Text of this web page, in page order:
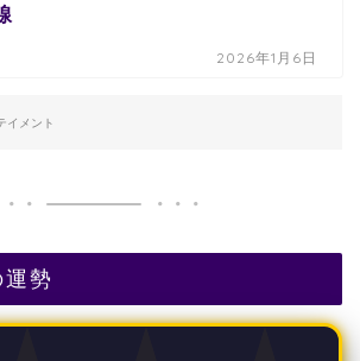
2026年1月6日
イメント
勢